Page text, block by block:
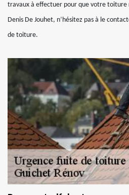
travaux à effectuer pour que votre toiture
Denis De Jouhet, n’hésitez pas à le
de toiture.